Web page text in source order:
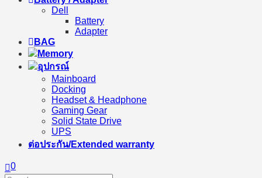
Dell
Battery
Adapter
BAG
Memory
อุปกรณ์
Mainboard
Docking
Headset & Headphone
Gaming Gear
Solid State Drive
UPS
ต่อประกัน/Extended warranty
0